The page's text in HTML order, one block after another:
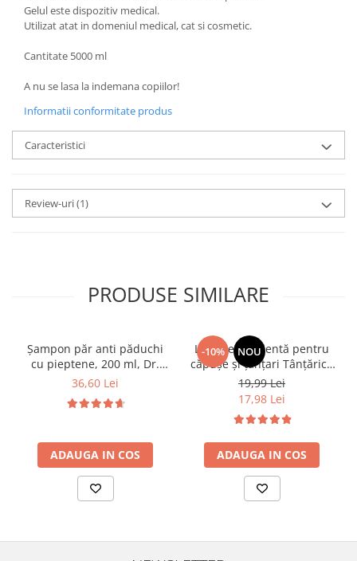
Gelul este dispozitiv medical.
Utilizat atat in domeniul medical, cat si cosmetic.
Cantitate 5000 ml
A nu se lasa la indemana copiilor!
Informatii conformitate produs
Caracteristici
Review-uri(1)
PRODUSE SIMILARE
Șampon păr anti păduchi
cu pieptene, 200 ml, Dr.
Soleil
36,60 Lei
ADAUGA IN COS
-10% NOU
Loțiune repelentă pentru
căpușe și țânțari Tânțărici,
100 ml, Dr. Soleil
19,99 Lei
17,98 Lei
ADAUGA IN COS